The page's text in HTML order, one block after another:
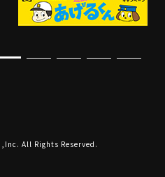
All Rights Reserved.